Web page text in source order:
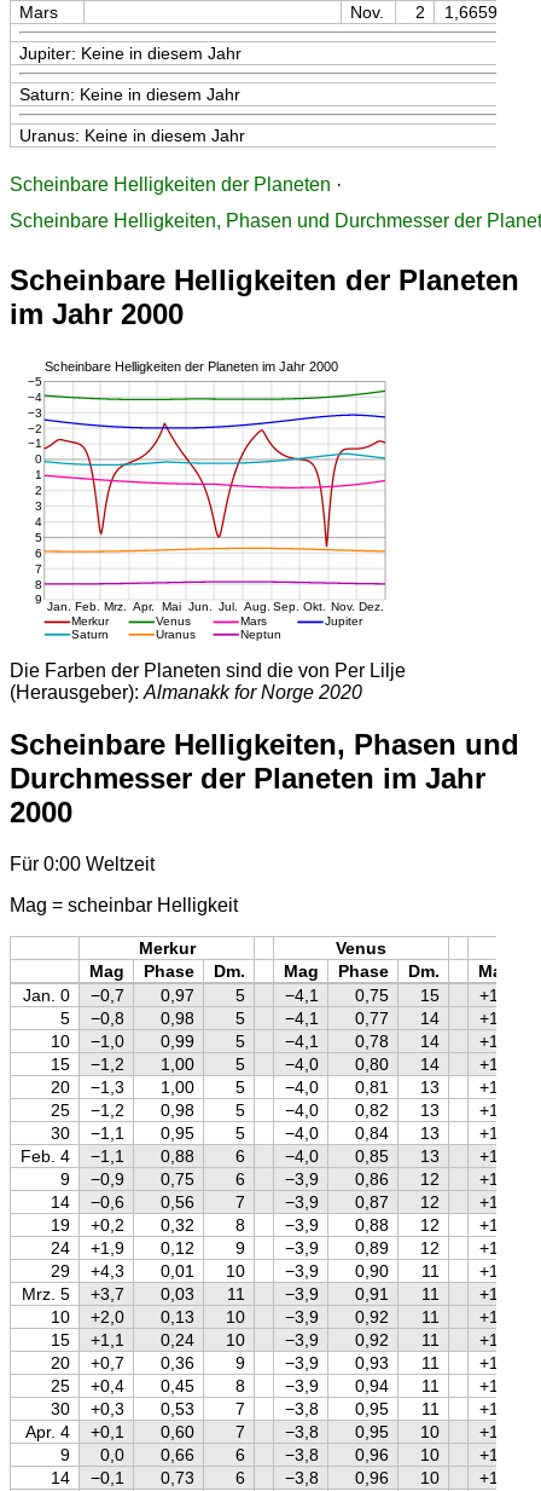
Mars Nov. 2 1,66599
Jupiter: Keine in diesem Jahr
Saturn: Keine in diesem Jahr
Uranus: Keine in diesem Jahr
Scheinbare Helligkeiten der Planeten ·
Scheinbare Helligkeiten, Phasen und Durchmesser der
Scheinbare Helligkeiten der Planeten
im Jahr 2000
Die Farben der Planeten sind die von Per Lilje
(Herausgeber): Almanakk for Norge 2020
Scheinbare Helligkeiten, Phasen und
Durchmesser der Planeten im Jahr
2000
Für 0:00 Weltzeit
Mag = scheinbar Helligkeit
Merkur Venus
Mag
Phase Dm. Mag Phase Dm. Mag
Jan. 0
−0,7 0,97 5 −4,1 0,75 15
+1,0
5
−0,8 0,98 5 −4,1 0,77 14
+1,1
10
−1,0 0,99 5 −4,1 0,78 14
+1,1
15
−1,2 1,00 5 −4,0 0,80 14
+1,1
20
−1,3 1,00 5 −4,0 0,81 13
+1,1
25
−1,2 0,98 5 −4,0 0,82 13
+1,1
30
−1,1 0,95 5 −4,0 0,84 13
+1,2
Feb. 4
−1,1 0,88 6 −4,0 0,85 13
+1,2
9
−0,9 0,75 6 −3,9 0,86 12
+1,2
14
−0,6 0,56 7 −3,9 0,87 12
+1,2
19
+0,2 0,32 8 −3,9 0,88 12
+1,3
24
+1,9 0,12 9 −3,9 0,89 12
+1,3
29
+4,3 0,01 10 −3,9 0,90 11
+1,3
Mrz. 5
+3,7 0,03 11 −3,9 0,91 11
+1,3
10
+2,0 0,13 10 −3,9 0,92 11
+1,3
15
+1,1 0,24 10 −3,9 0,92 11
+1,4
20
+0,7 0,36 9 −3,9 0,93 11
+1,4
25
+0,4 0,45 8 −3,9 0,94 11
+1,4
30
+0,3 0,53 7 −3,8 0,95 11
+1,4
Apr. 4
+0,1 0,60 7 −3,8 0,95 10
+1,4
9
0,0 0,66 6 −3,8 0,96 10
+1,5
14
−0,1 0,73 6 −3,8 0,96 10
+1,5